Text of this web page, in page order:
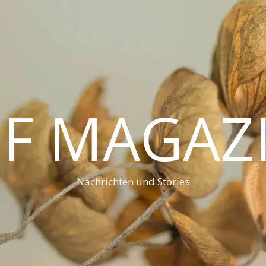
Nachrichten und Stories